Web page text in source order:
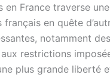
en France traverse
français en quête
notamment
restrictions
plus grande